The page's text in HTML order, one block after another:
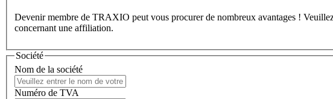
Devenir membre de TRAXIO peut vous procurer de nombreux avantages !
concernant une affiliation.
Société
Nom de la société
Numéro de TVA